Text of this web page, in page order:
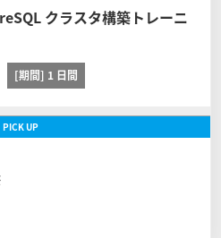
。 但し、教育パンフレット等に
コースはその定めが、また取
発行に関する他社開催のコー
がそれぞれ本条に優先して適用
されません。
クラスタ構築トレーニ
[期間] 1 日間
PICKUP